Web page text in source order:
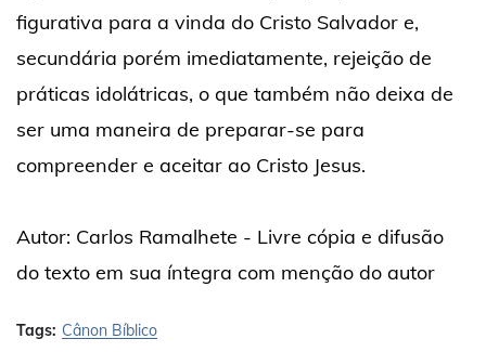
figurativa para a vinda do Cristo Salvador e,
secundária porém imediatamente, rejeição de
práticas idolátricas, o que também não deixa de
ser uma maneira de preparar-se para
compreender e aceitar ao Cristo Jesus.
Autor: Carlos Ramalhete - Livre cópia e difusão
do texto em sua íntegra com menção do autor
Tags: Cânon Bíblico